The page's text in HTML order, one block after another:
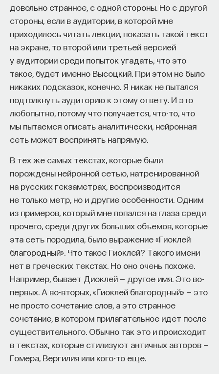
довольно странное, с одной стороны. Но с другой
стороны, если в аудитории, в которой мне
приходилось читать лекции, показать такой текст
на экране, то второй или третьей версией
у аудитории среди попыток угадать, что это
такое, будет именно Высоцкий. При этом не было
никаких подсказок, конечно. Я никак не пытался
подтолкнуть аудиторию к этому ответу. И это
любопытно, потому что получается, что-то, что
мы пытаемся описать аналитически, нейронная
сеть может воспринять напрямую.
В тех же самых текстах, которые были
порождены нейронной сетью, натренированной
на русских гекзаметрах, воспроизводится
не только метр, но и другие особенности. Одним
из примеров, который мне попался на глаза среди
прочего, среди других больших объемов, которые
эта сеть породила, было выражение «Гиоклей
благородный». Что такое Гиоклей? Такого имени
нет в греческих текстах. Но оно очень похоже.
Например, бывает Диоклей — другое имя. Это во-
первых. А во-вторых, «Гиоклей благородный» — это
не просто сочетание слов, а это странное
сочетание, в котором прилагательное идет после
существительного. Обычно так это и происходит
в текстах, которые стилизуют античных авторов —
Гомера, Вергилия или кого-то еще.
их в удобном для работы месте. Но не решает
проблему интерфейса в принципе.
4. Увеличение числа попыток как
возможное решение
Другой подход, до которого люди очень быстро
догадались, — увеличение числа попыток. Пусть
эксперимент, с моей точки зрения, будет один,
а с точки зрения атома их будет много. Это
сделать легко: поставить вокруг атома два
случае фотон будет отражаться от одного
зеркала, от второго и много раз
взаимодействовать с нужным атомом,
а исследователь будет наблюдать за системой.
Это интересный подход, хорошо развитый
на сегодняшний день, но в нем существует
проблема, связанная с тем, что теперь наш
резонатор необходимо очень точно настроить
на длину волны перехода в атоме. Расстояние
между зеркалами надо выдержать с огромной
точностью, так, чтобы фотон, отражаясь,
действительно двигался туда-обратно,
а не вылетел из интерферометра. Это сложная,
но, в принципе, решаемая задача. С другой
стороны, все искусственные атомы разные, ведь